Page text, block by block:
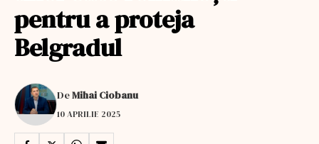
pentru a proteja
Belgradul
DeMihai Ciobanu
10 APRILIE 2025